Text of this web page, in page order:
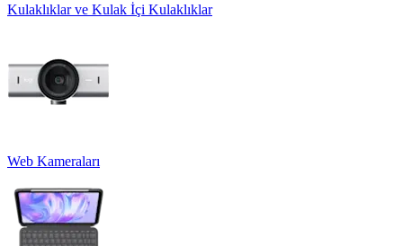
Kulaklıklar ve Kulak İçi Kulaklıklar
Web Kameraları